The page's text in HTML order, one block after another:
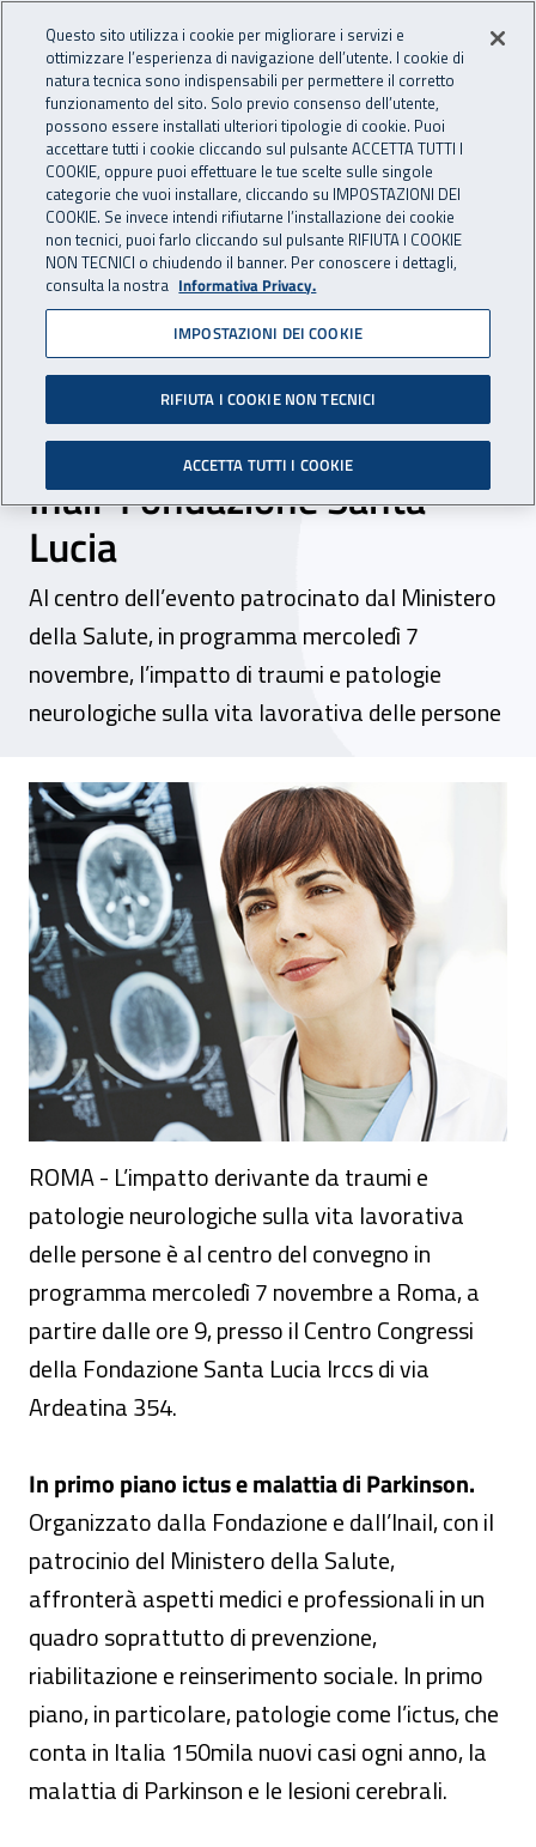
INAIL - Istituto Nazionale
Apri cerca
Navigazione principale
Navigazione - Ti trovi in:
Home Inail comunica News
06 novembre 2018
Danni cerebrali,
riabilitazione e mondo del
lavoro: a Roma il convegno
Inail-Fondazione Santa
Lucia
Al centro dell’evento patrocinato dal Ministero
della Salute, in programma mercoledì 7
novembre, l’impatto di traumi e patologie
neurologiche sulla vita lavorativa delle persone
Danni cerebrali, riabilitazione e mondo
ROMA - L’impatto derivante da traumi e
patologie neurologiche sulla vita lavorativa
delle persone è al centro del convegno in
programma mercoledì 7 novembre a Roma, a
partire dalle ore 9, presso il Centro Congressi
della Fondazione Santa Lucia Irccs di via
Ardeatina 354.
In primo piano ictus e malattia di Parkinson.
Organizzato dalla Fondazione e dall’Inail, con il
patrocinio del Ministero della Salute,
affronterà aspetti medici e professionali in un
quadro soprattutto di prevenzione,
riabilitazione e reinserimento sociale. In primo
piano, in particolare, patologie come l’ictus, che
conta in Italia 150mila nuovi casi ogni anno, la
malattia di Parkinson e le lesioni cerebrali.
Questo sito utilizza i cookie per migliorare i servizi e
ottimizzare l’esperienza di navigazione dell’utente. I cookie di
natura tecnica sono indispensabili per permettere il corretto
funzionamento del sito. Solo previo consenso dell’utente,
possono essere installati ulteriori tipologie di cookie. Puoi
accettare tutti i cookie cliccando sul pulsante ACCETTA TUTTI I
COOKIE, oppure puoi effettuare le tue scelte sulle singole
categorie che vuoi installare, cliccando su IMPOSTAZIONI DEI
COOKIE. Se invece intendi rifiutarne l’installazione dei cookie
non tecnici, puoi farlo cliccando sul pulsante RIFIUTA I COOKIE
NON TECNICI o chiudendo il banner. Per conoscere i dettagli,
consulta la nostra Informativa Privacy.
IMPOSTAZIONI DEI COOKIE
RIFIUTA I COOKIE NON TECNICI
ACCETTA TUTTI I COOKIE